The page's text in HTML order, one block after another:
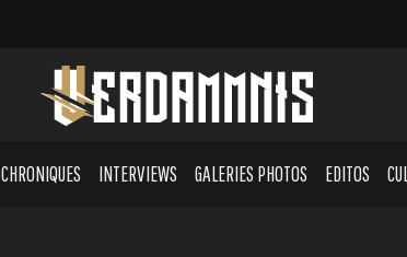
CHRONIQUES INTERVIEWS GALERIES PHOTOS EDITOS